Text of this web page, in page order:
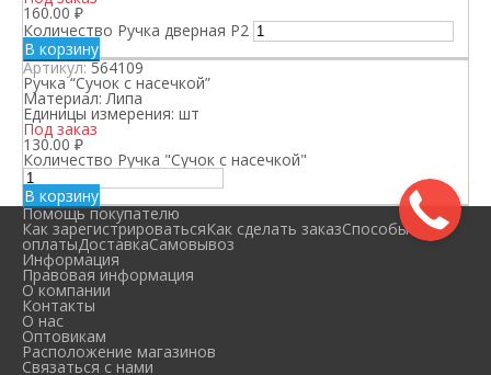
160.00 ₽
Количество Ручка дверная Р2
В корзину
Артикул:564109
Ручка “Сучок с насечкой”
Материал: Липа
Единицы измерения: шт
Под заказ
130.00 ₽
Количество Ручка "Сучок с насечкой"
В корзину
Помощь покупателю
Как зарегистрироватьсяКак сделать заказСпособы
оплатыДоставкаСамовывоз
Информация
Правовая информация
О компании
Контакты
О нас
Оптовикам
Расположение магазинов
Связаться с нами